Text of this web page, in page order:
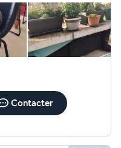
Contacter